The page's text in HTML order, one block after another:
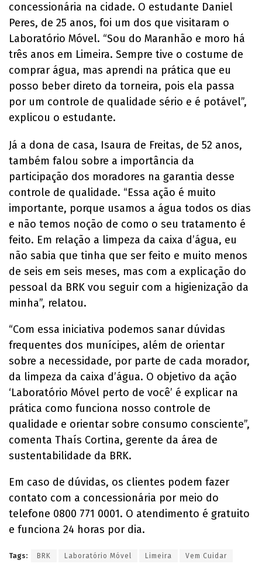
concessionária na cidade. O estudante Daniel
Peres, de 25 anos, foi um dos que visitaram o
Laboratório Móvel. “Sou do Maranhão e moro há
três anos em Limeira. Sempre tive o costume de
comprar água, mas aprendi na prática que eu
posso beber direto da torneira, pois ela passa
por um controle de qualidade sério e é potável”,
explicou o estudante.
Já a dona de casa, Isaura de Freitas, de 52 anos,
também falou sobre a importância da
participação dos moradores na garantia desse
controle de qualidade. “Essa ação é muito
importante, porque usamos a água todos os dias
e não temos noção de como o seu tratamento é
feito. Em relação a limpeza da caixa d’água, eu
não sabia que tinha que ser feito e muito menos
de seis em seis meses, mas com a explicação do
pessoal da BRK vou seguir com a higienização da
minha”, relatou.
“Com essa iniciativa podemos sanar dúvidas
frequentes dos munícipes, além de orientar
sobre a necessidade, por parte de cada morador,
da limpeza da caixa d’água. O objetivo da ação
‘Laboratório Móvel perto de você’ é explicar na
prática como funciona nosso controle de
qualidade e orientar sobre consumo consciente”,
comenta Thaís Cortina, gerente da área de
sustentabilidade da BRK.
Em caso de dúvidas, os clientes podem fazer
contato com a concessionária por meio do
telefone 0800 771 0001. O atendimento é gratuito
e funciona 24 horas por dia.
Tags: BRK Laboratório Móvel Limeira Vem Cuidar